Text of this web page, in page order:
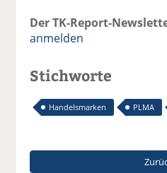
Der TK-Report-
anmelden
Stichworte
Handelsmarken PLMA